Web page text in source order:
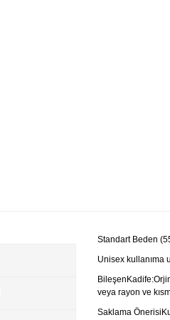
Standart Beden
Unisex kullanıma
veya rayon ve
Saklama